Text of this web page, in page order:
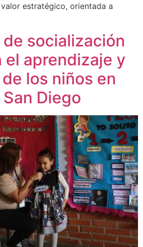
estratégico, orientada a
socialización
aprendizaje y
los niños en
Diego